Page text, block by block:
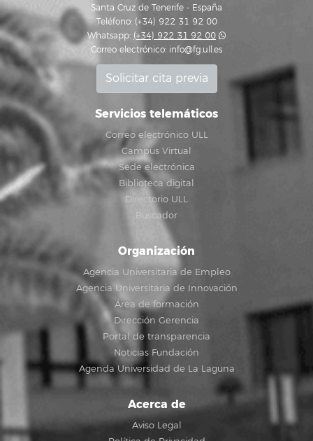
Santa Cruz de Tenerife - España
Teléfono: (+34) 922 31 92 00
Whatsapp: (+34) 922 31 92 00
Correo electrónico: info@fg.ull.es
Solicitar cita previa
Servicios telemáticos
Correo electrónico ULL
Campus Virtual
Sede electrónica
Biblioteca digital
Directorio ULL
Buscador
Organización
Agencia Universitaria de Empleo
Agencia Universitaria de Innovación
Área de formación
Dirección Gerencia
Portal de transparencia
Noticias Fundación
Agenda Universidad de La Laguna
Acerca de
Aviso Legal